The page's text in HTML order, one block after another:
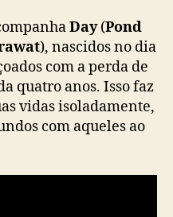
T
V
c
o
m
e
Day(Pond
), nascidos no dia
com a perda de
quatro anos. Isso faz
vidas isoladamente,
com aqueles ao